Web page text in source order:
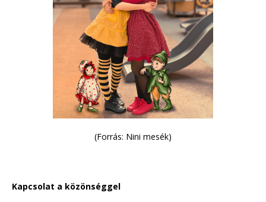
(Forrás: Nini mesék)
Kapcsolat a közönséggel